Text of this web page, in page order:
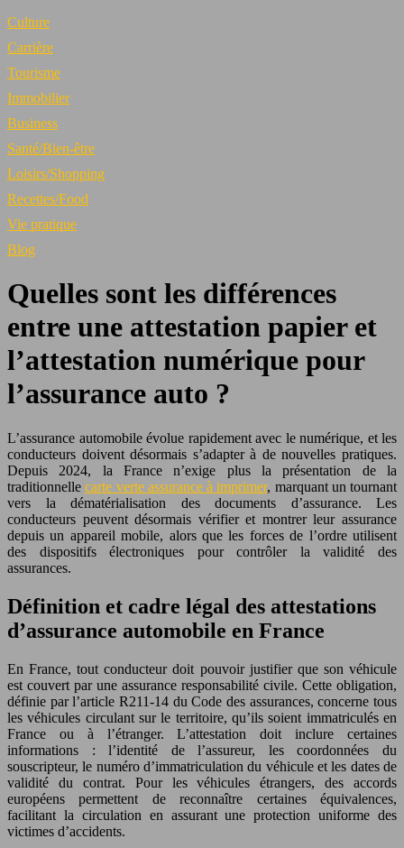
Culture
Carrière
Tourisme
Immobilier
Business
Santé/Bien-être
Loisirs/Shopping
Recettes/Food
Vie pratique
Blog
Quelles sont les différences
entre une attestation papier et
l’attestation numérique pour
l’assurance auto ?
L’assurance automobile évolue rapidement avec le numérique, et les
conducteurs doivent désormais s’adapter à de nouvelles pratiques.
Depuis 2024, la France n’exige plus la présentation de la
traditionnellecarte verte assurance à imprimer, marquant un tournant
vers la dématérialisation des documents d’assurance. Les
conducteurs peuvent désormais vérifier et montrer leur assurance
depuis un appareil mobile, alors que les forces de l’ordre utilisent
des dispositifs électroniques pour contrôler la validité des
assurances.
Définition et cadre légal des attestations
d’assurance automobile en France
En France, tout conducteur doit pouvoir justifier que son véhicule
est couvert par une assurance responsabilité civile. Cette obligation,
définie par l’article R211-14 du Code des assurances, concerne tous
les véhicules circulant sur le territoire, qu’ils soient immatriculés en
France ou à l’étranger. L’attestation doit inclure certaines
informations : l’identité de l’assureur, les coordonnées du
souscripteur, le numéro d’immatriculation du véhicule et les dates de
validité du contrat. Pour les véhicules étrangers, des accords
européens permettent de reconnaître certaines équivalences,
facilitant la circulation en assurant une protection uniforme des
victimes d’accidents.